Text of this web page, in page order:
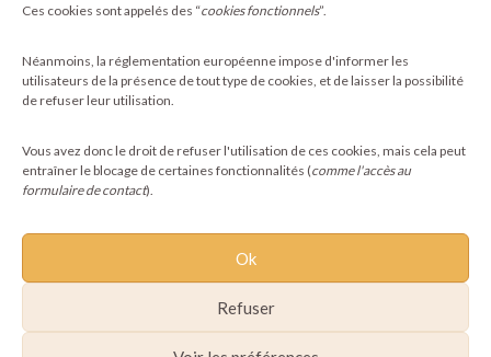
Ces cookies sont appelés des “cookies fonctionnels”.
Néanmoins, la réglementation européenne impose d'informer les
utilisateurs de la présence de tout type de cookies, et de laisser la possibilité
de refuser leur utilisation.
Vous avez donc le droit de refuser l'utilisation de ces cookies, mais cela peut
entraîner le blocage de certaines fonctionnalités (comme l'accès au
formulaire de contact).
Ok
Refuser
faïences mêlées
100,00€